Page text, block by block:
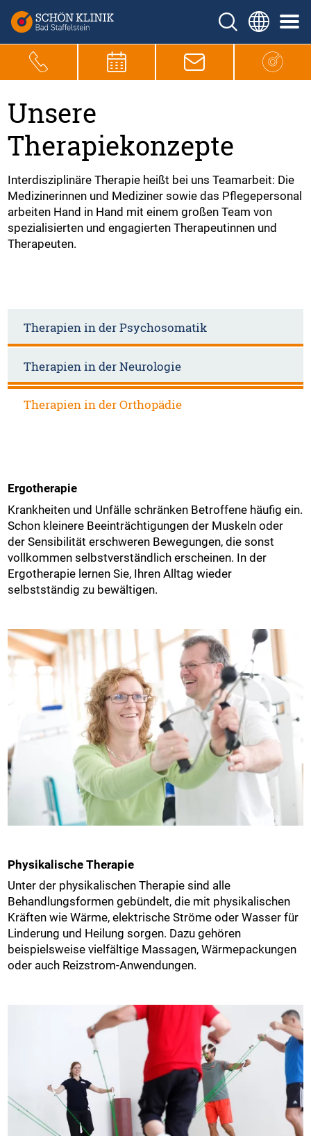
Unsere
Therapiekonzepte
Interdisziplinäre Therapie heißt bei uns Teamarbeit: Die
Medizinerinnen und Mediziner sowie das Pflegepersonal
arbeiten Hand in Hand mit einem großen Team von
spezialisierten und engagierten Therapeutinnen und
Therapeuten.
Therapien in der Psychosomatik
Therapien in der Neurologie
Therapien in der Orthopädie
Ergotherapie
Krankheiten und Unfälle schränken Betroffene häufig ein.
Schon kleinere Beeinträchtigungen der Muskeln oder
der Sensibilität erschweren Bewegungen, die sonst
vollkommen selbstverständlich erscheinen. In der
Ergotherapie lernen Sie, Ihren Alltag wieder
selbstständig zu bewältigen.
Physikalische Therapie
Unter der physikalischen Therapie sind alle
Behandlungsformen gebündelt, die mit physikalischen
Kräften wie Wärme, elektrische Ströme oder Wasser für
Linderung und Heilung sorgen. Dazu gehören
beispielsweise vielfältige Massagen, Wärmepackungen
oder auch Reizstrom-Anwendungen.